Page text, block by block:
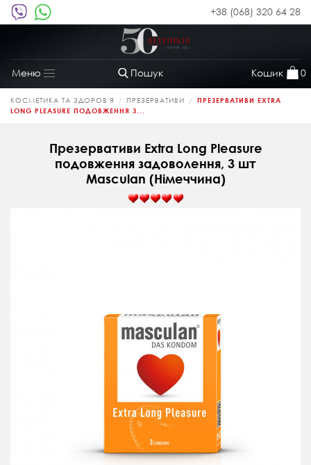
+38 (068) 320 64 28
Пошук Кошик 0
Меню
Toggle
navigation
КОСМЕТИКА ТА ЗДОРОВ'Я ПРЕЗЕРВАТИВИ
ПРЕЗЕРВАТИВИ EXTRA
LONG PLEASURE ПОДОВЖЕННЯ З...
Презервативи Extra Long Pleasure
подовження задоволення, 3 шт
Masculan (Німеччина)